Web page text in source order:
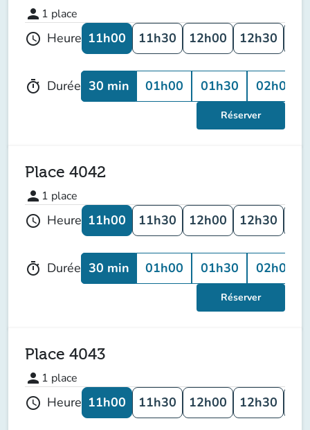
person 1 place
schedule Heure 11h00 11h30 12h00 12h30
timer Durée 30 min 01h00 01h30 02h00
Réserver
Place 4042
person 1 place
schedule Heure 11h00 11h30 12h00 12h30
timer Durée 30 min 01h00 01h30 02h00
Réserver
Place 4043
person 1 place
schedule Heure 11h00 11h30 12h00 12h30